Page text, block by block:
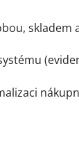
skladem